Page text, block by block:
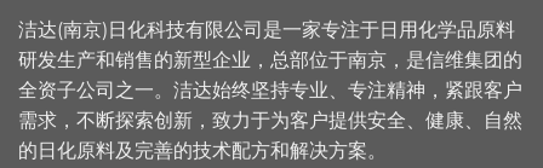
洁达(南京)日化科技有限公司是一家专注于日用化学品原料
研发生产和销售的新型企业，总部位于南京，是信维集团的
全资子公司之一。洁达始终坚持专业、专注精神，紧跟客户
需求，不断探索创新，致力于为客户提供安全、健康、自然
的日化原料及完善的技术配方和解决方案。